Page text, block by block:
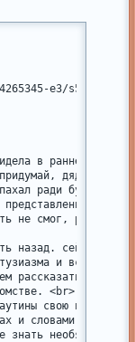
e3/s540x810/
в раннем
дядь] не
ради
-
не смог,
сейчас
и все еще
рассказать. у
<br>
свою
и словами -
знать